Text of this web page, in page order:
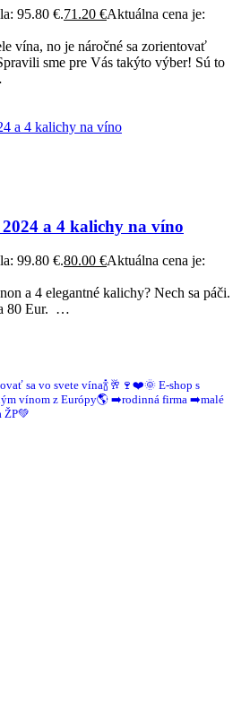
95.80 €.71.20 €Aktuálna cena je:
vína, no je náročné sa zorientovať
sme pre Vás takýto výber! Sú to
a 4 kalichy na víno
99.80 €.80.00 €Aktuálna cena je:
a 4 elegantné kalichy? Nech sa páči.
80 Eur. …
sa vo svete vína🍾🥂🍷❤️🌞 E-shop s
vínom z Európy🌎 ➡️rodinná firma ➡️malé